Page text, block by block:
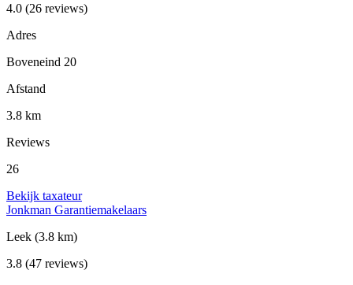
4.0 (26 reviews)
Adres
Boveneind 20
Afstand
3.8 km
Reviews
26
Bekijk taxateur
Jonkman Garantiemakelaars
Leek (3.8 km)
3.8 (47 reviews)